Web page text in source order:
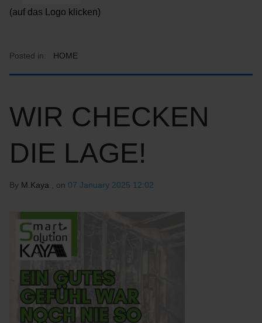
(auf das Logo klicken)
Posted in: HOME
WIR CHECKEN
DIE LAGE!
By M.Kaya , on 07 January 2025 12:02